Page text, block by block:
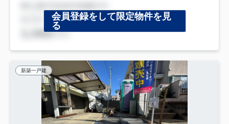
会員登録をして限定物件を見
る
新築一戸建